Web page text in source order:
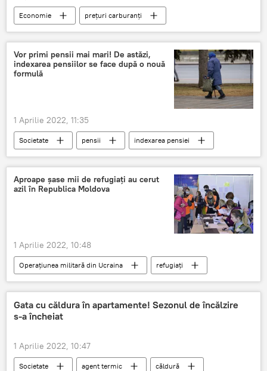
Economie
prețuri carburanți
pretul la carburanti
Vor primi pensii mai mari! De astăzi,
indexarea pensiilor se face după o nouă
formulă
1 Aprilie 2022, 11:35
Societate pensii
indexarea pensiei
indexarea pensiei în Moldova
Aproape șase mii de refugiați au cerut
azil în Republica Moldova
1 Aprilie 2022, 10:48
Operațiunea militară din Ucraina
refugiați
Ucraina
Gata cu căldura în apartamente! Sezonul de încălzire
s-a încheiat
1 Aprilie 2022, 10:47
Societate agent termic
căldură